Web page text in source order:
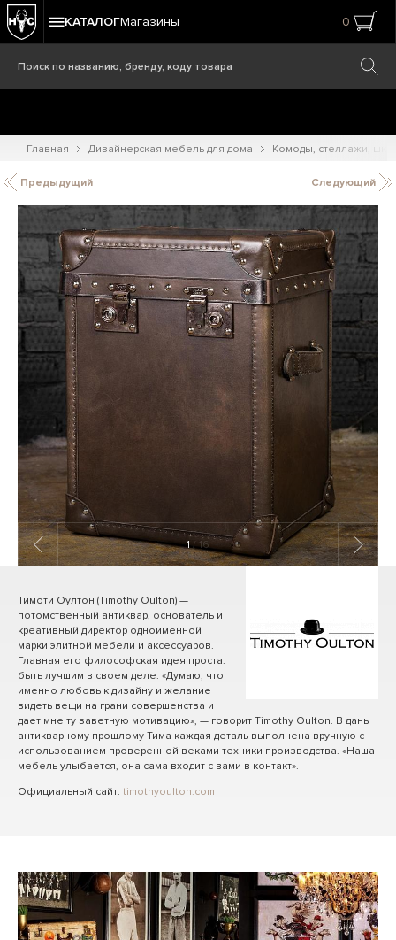
КАТАЛОГМагазины 0
Главная Дизайнерская мебель для дома Комоды, стеллажи,
Предыдущий Следующий
1/ 16
Тимоти Оултон (Timothy Oulton) —
потомственный антиквар, основатель и
креативный директор одноименной
марки элитной мебели и аксессуаров.
Главная его философская идея проста:
быть лучшим в своем деле. «Думаю, что
именно любовь к дизайну и желание
видеть вещи на грани совершенства и
дает мне ту заветную мотивацию», — говорит Timothy Oulton. В дань
антикварному прошлому Тима каждая деталь выполнена вручную с
использованием проверенной веками техники производства. «Наша
мебель улыбается, она сама входит с вами в контакт».
Официальный сайт: timothyoulton.com